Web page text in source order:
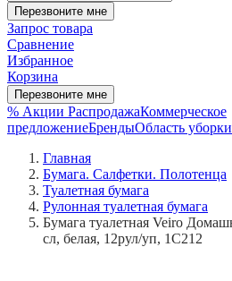
Перезвоните мне
Запрос товара
Сравнение
Избранное
Корзина
Перезвоните мне
% Акции РаспродажаКоммерческое
предложениеБрендыОбласть уборки
Главная
Бумага. Салфетки. Полотенца
Туалетная бумага
Рулонная туалетная бумага
Бумага туалетная Veiro
сл, белая, 12рул/уп, 1С212